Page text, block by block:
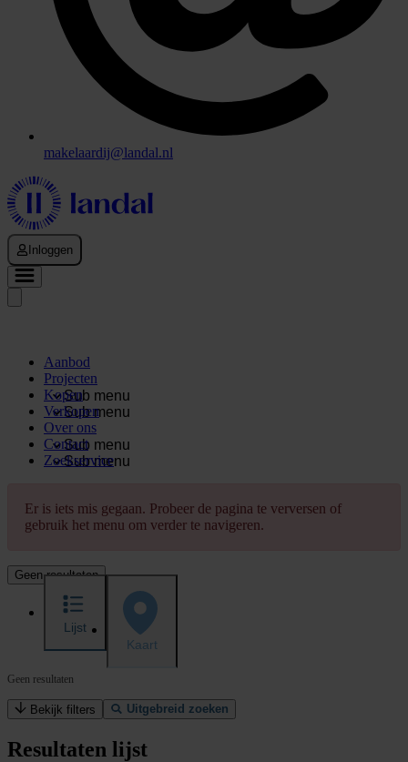
makelaardij@landal.nl
Inloggen
Aanbod
Projecten
Sub menu
Kopen
Sub menu
Verkopen
Over ons
Sub menu
Contact
Sub menu
Zoekservice
Er is iets mis gegaan. Probeer de pagina te verversen of
gebruik het menu om verder te navigeren.
Geen resultaten
Lijst
Kaart
Geen resultaten
Bekijk filters Uitgebreid zoeken
Resultaten lijst